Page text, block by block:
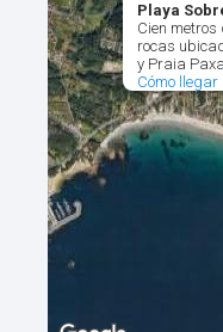
Playa
Cien
rocas
y Praia
Cómo llegar